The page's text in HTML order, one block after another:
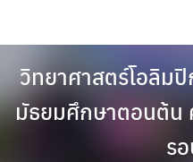
วิทยาศาสตร์โอลิมปิ
มัธยมศึกษาตอนต้น
ร